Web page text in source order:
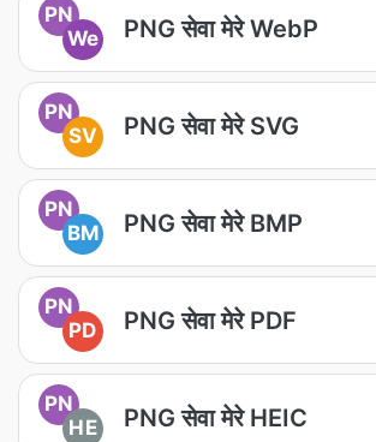
PN
We
PNG सेवा मेरे WebP
PN
SV
PNG सेवा मेरे SVG
PN
BM
PNG सेवा मेरे BMP
PN
PD
PNG सेवा मेरे PDF
PN
HE
PNG सेवा मेरे HEIC